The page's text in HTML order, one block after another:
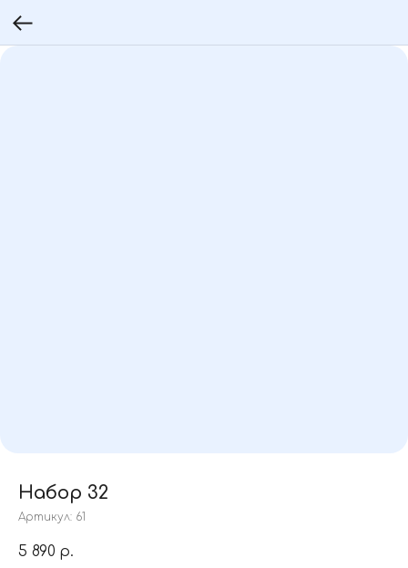
Набор 32
Артикул: 61
5 890 р.